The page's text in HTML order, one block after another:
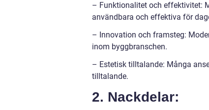
– Funktionalitet och effektivitet:
användbara och effektiva för
– Innovation och framsteg:
inom byggbranschen.
– Estetisk tilltalande: Många
tilltalande.
2. Nackdelar: